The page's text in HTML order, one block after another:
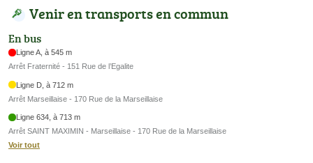
Venir en transports en commun
En bus
Ligne A, à 545 m
Arrêt Fraternité - 151 Rue de l’Egalite
Ligne D, à 712 m
Arrêt Marseillaise - 170 Rue de la Marseillaise
Ligne 634, à 713 m
Arrêt SAINT MAXIMIN - Marseillaise - 170 Rue de la Marseillaise
Voir tout